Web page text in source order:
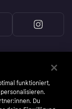
funktioniert,
Du